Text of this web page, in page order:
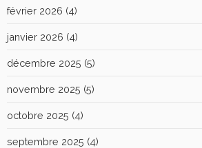
février 2026 (4)
janvier 2026 (4)
décembre 2025 (5)
novembre 2025 (5)
octobre 2025 (4)
septembre 2025 (4)